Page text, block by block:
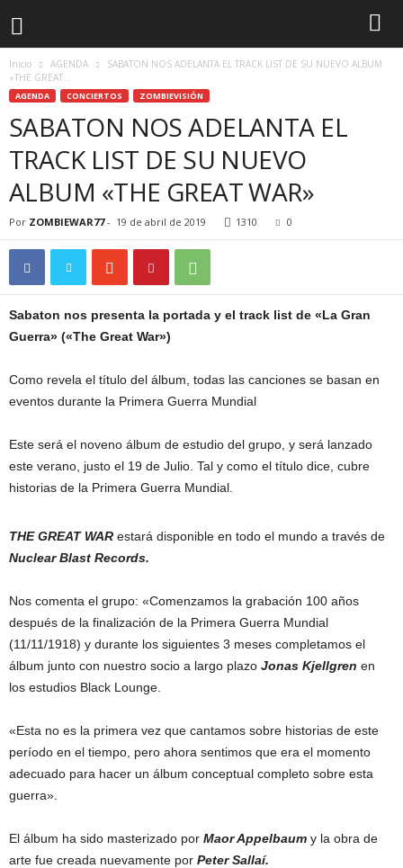
Inicio AGENDA
SABATON NOS ADELANTA EL TRACK LIST DE SU NUEVO ALBUM
«THE GREAT...
AGENDA CONCIERTOS ZOMBIEVISIÓN
SABATON NOS ADELANTA EL
TRACK LIST DE SU NUEVO
ALBUM «THE GREAT WAR»
Por ZOMBIEWAR77- 19 de abril de 2019 1310 0
Sabaton nos presenta la portada y el track list de «La Gran
Guerra» («The Great War»)
Como revela el título del álbum, todas las canciones se basan en
eventos durante la Primera Guerra Mundial
Este será el noveno álbum de estudio del grupo, y será lanzado
este verano, justo el 19 de Julio. Tal y como el título dice, cubre
historias de la Primera Guerra Mundial.
THE GREAT WAR estará disponible en todo el mundo a través de
Nuclear Blast Records.
Nos comenta el grupo: «Comenzamos la grabación 100 años
después de la finalización de la Primera Guerra Mundial
(11/11/1918) y durante los siguientes 3 meses completamos el
álbum junto con nuestro socio a largo plazo Jonas Kjellgren en
los estudios Black Lounge.
«Esta no es la primera vez que cantamos sobre historias de este
período en el tiempo, pero ahora sentimos que era el momento
adecuado para hacer un álbum conceptual completo sobre esta
guerra».
El álbum ha sido masterizado por Maor Appelbaum y la obra de
arte fue creada nuevamente por Peter Sallaí.